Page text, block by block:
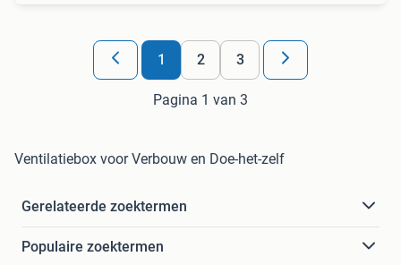
1 2 3
Pagina 1 van 3
Ventilatiebox voor Verbouw en Doe-het-zelf
Gerelateerde zoektermen
Populaire zoektermen